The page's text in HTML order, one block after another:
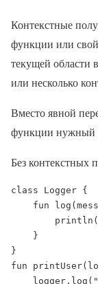
Контекстные
функции или
текущей области
или несколько
Вместо явной
функции нужный
Без контекстных
class Logger {
}
fun